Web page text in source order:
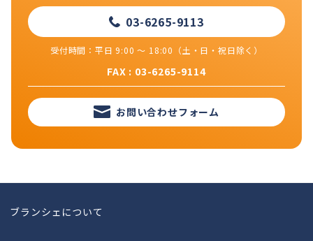
受付時間：平日 9:00 ～ 18:00（土・日・祝日除く）
03-6265-9113
FAX : 03-6265-9114
お問い合わせフォーム
ブランシェについて